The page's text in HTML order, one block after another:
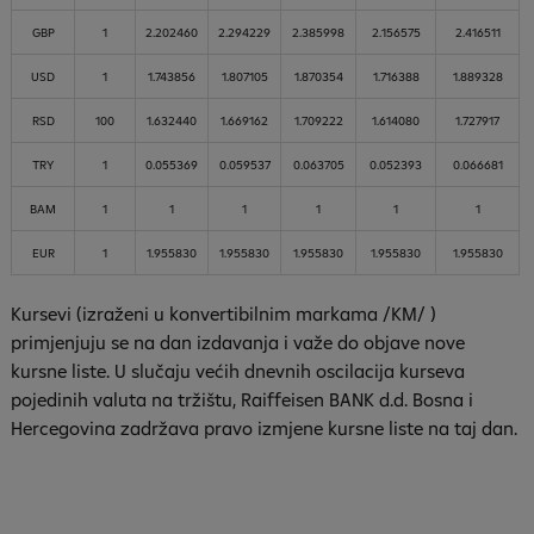
GBP 1 2.202460 2.294229 2.385998 2.156575 2.416511
USD 1 1.743856 1.807105 1.870354 1.716388 1.889328
RSD 100 1.632440 1.669162 1.709222 1.614080 1.727917
TRY 1 0.055369 0.059537 0.063705 0.052393 0.066681
BAM 1 1 1 1 1 1
EUR 1 1.955830 1.955830 1.955830 1.955830 1.955830
Kursevi (izraženi u konvertibilnim markama /KM/ )
primjenjuju se na dan izdavanja i važe do objave nove
kursne liste. U slučaju većih dnevnih oscilacija kurseva
pojedinih valuta na tržištu, Raiffeisen BANK d.d. Bosna i
Hercegovina zadržava pravo izmjene kursne liste na taj dan.